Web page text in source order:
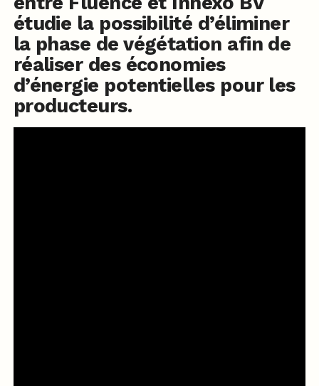
étudie la possibilité d’éliminer
la phase de végétation afin de
réaliser des économies
d’énergie potentielles pour les
producteurs.